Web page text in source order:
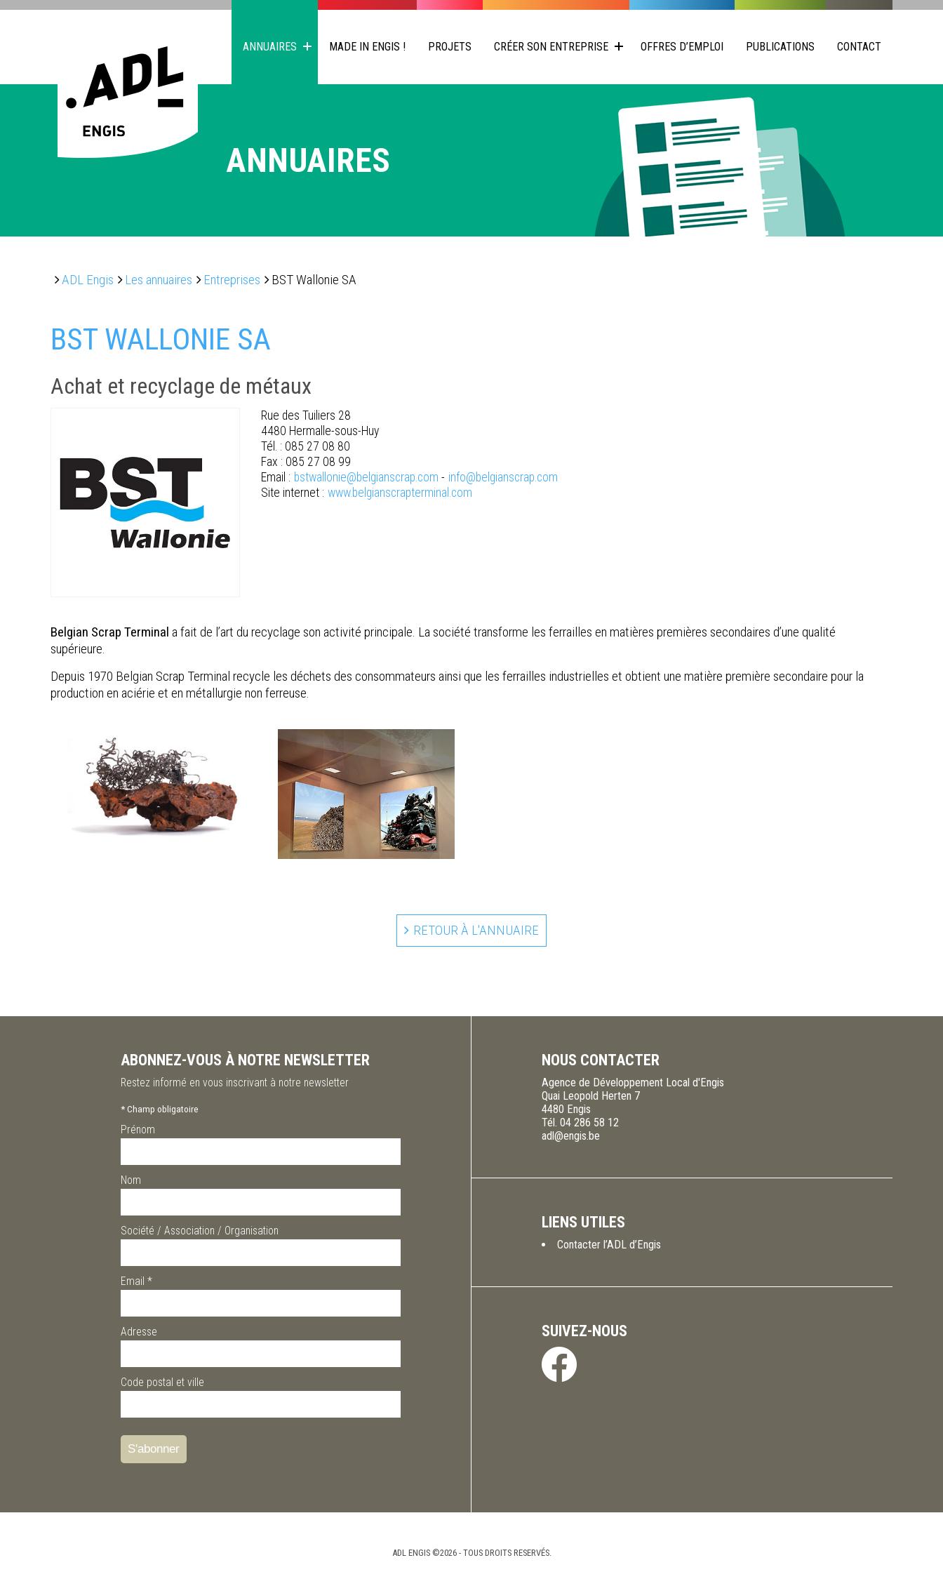
ANNUAIRES MADE IN ENGIS ! PROJETS CRÉER SON ENTREPRISE OFFRES D’EMPLOI PUBLICATIONS CONTACT
ANNUAIRES
ADL Engis Les annuaires Entreprises BST Wallonie SA
BST WALLONIE SA
Achat et recyclage de métaux
Rue des Tuiliers 28
4480 Hermalle-sous-Huy
Tél. : 085 27 08 80
Fax : 085 27 08 99
Email : bstwallonie@belgianscrap.com - info@belgianscrap.com
Site internet : www.belgianscrapterminal.com
Belgian Scrap Terminal a fait de l’art du recyclage son activité principale. La société transforme les ferrailles en matières premières secondaires d’une qualité
supérieure.
Depuis 1970 Belgian Scrap Terminal recycle les déchets des consommateurs ainsi que les ferrailles industrielles et obtient une matière première secondaire pour la
production en aciérie et en métallurgie non ferreuse.
RETOUR À L'ANNUAIRE
ABONNEZ-VOUS À NOTRE NEWSLETTER
Restez informé en vous inscrivant à notre newsletter
*Champ obligatoire
Prénom
Nom
Société / Association / Organisation
Email *
Adresse
Code postal et ville
NOUS CONTACTER
Agence de Développement Local d'Engis
Quai Leopold Herten 7
4480 Engis
Tél. 04 286 58 12
adl@engis.be
LIENS UTILES
Contacter l’ADL d’Engis
SUIVEZ-NOUS
ADL ENGIS ©2026 - TOUS DROITS RESERVÉS.